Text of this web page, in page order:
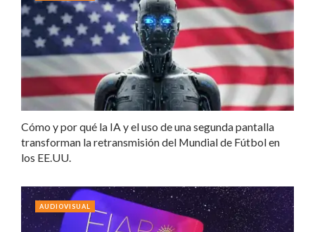
Cómo y por qué la IA y el uso de una segunda pantalla
transforman la retransmisión del Mundial de Fútbol en
los EE.UU.
AUDIOVISUAL